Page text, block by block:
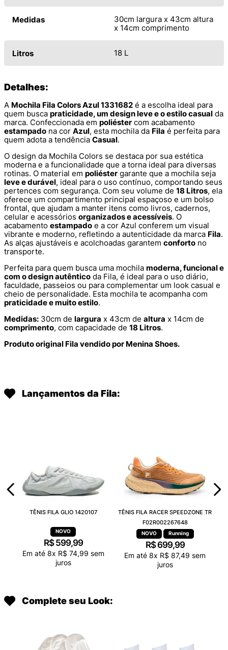
Medidas
30cm largura x 43cm altura
x 14cm comprimento
Litros 18 L
Detalhes:
A Mochila Fila Colors Azul 1331682 é a escolha ideal para
quem busca praticidade, um design leve e o estilo casual da
marca. Confeccionada em poliéster com acabamento
estampado na cor Azul, esta mochila da Fila é perfeita para
quem adota a tendência Casual.
O design da Mochila Colors se destaca por sua estética
moderna e a funcionalidade que a torna ideal para diversas
rotinas. O material em poliéster garante que a mochila seja
leve e durável, ideal para o uso contínuo, comportando seus
pertences com segurança. Com seu volume de 18 Litros, ela
oferece um compartimento principal espaçoso e um bolso
frontal, que ajudam a manter itens como livros, cadernos,
celular e acessórios organizados e acessíveis. O
acabamento estampado e a cor Azul conferem um visual
vibrante e moderno, refletindo a autenticidade da marca Fila.
As alças ajustáveis e acolchoadas garantem conforto no
transporte.
Perfeita para quem busca uma mochila moderna, funcional e
com o design autêntico da Fila, é ideal para o uso diário,
faculdade, passeios ou para complementar um look casual e
cheio de personalidade. Esta mochila te acompanha com
praticidade e muito estilo.
Medidas: 30cm de largura x 43cm de altura x 14cm de
comprimento, com capacidade de 18 Litros.
Produto original Fila vendido por Menina Shoes.
Lançamentos da Fila:
TÊNIS FILA GLIO 1420107
R$ 599,99
Em até 8x R$ 74,99 sem
juros
TÊNIS FILA RACER SPEEDZONE TR
F02R002267648
Running
R$ 699,99
Em até 8x R$ 87,49 sem
juros
Complete seu Look: